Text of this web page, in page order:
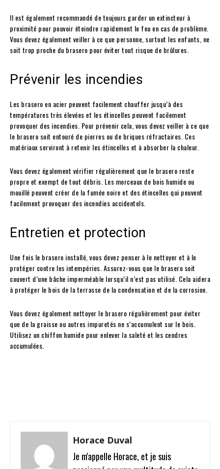
Il est également recommandé de toujours garder un extincteur à
proximité pour pouvoir éteindre rapidement le feu en cas de problème.
Vous devez également veiller à ce que personne, surtout les enfants, ne
soit trop proche du brasero pour éviter tout risque de brûlures.
Prévenir les incendies
Les brasero en acier peuvent facilement chauffer jusqu’à des
températures très élevées et les étincelles peuvent facilement
provoquer des incendies. Pour prévenir cela, vous devez veiller à ce que
le brasero soit entouré de pierres ou de briques réfractaires. Ces
matériaux serviront à retenir les étincelles et à absorber la chaleur.
Vous devez également vérifier régulièrement que le brasero reste
propre et exempt de tout débris. Les morceaux de bois humide ou
mouillé peuvent créer de la fumée noire et des étincelles qui peuvent
facilement provoquer des incendies accidentels.
Entretien et protection
Une fois le brasero installé, vous devez penser à le nettoyer et à le
protéger contre les intempéries. Assurez-vous que le brasero soit
couvert d’une bâche imperméable lorsqu’il n’est pas utilisé. Cela aidera
à protéger le bois de la terrasse de la condensation et de la corrosion.
Vous devez également nettoyer le brasero régulièrement pour éviter
que de la graisse ou autres impuretés ne s’accumulent sur le bois.
Utilisez un chiffon humide pour enlever la saleté et les cendres
accumulées.
Horace Duval
Je m'appelle Horace, et je suis